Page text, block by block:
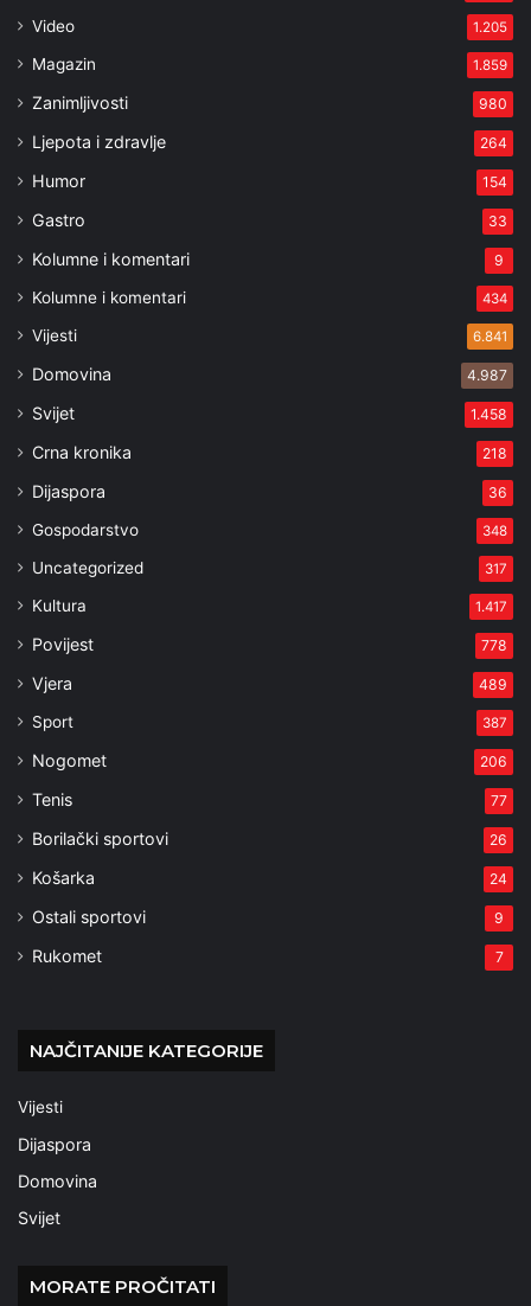
Video 1.205
Magazin 1.859
Zanimljivosti 980
Ljepota i zdravlje 264
Humor 154
Gastro 33
Kolumne i komentari 9
Kolumne i komentari 434
Vijesti 6.841
Domovina 4.987
Svijet 1.458
Crna kronika 218
Dijaspora 36
Gospodarstvo 348
Uncategorized 317
Kultura 1.417
Povijest 778
Vjera 489
Sport 387
Nogomet 206
Tenis 77
Borilački sportovi 26
Košarka 24
Ostali sportovi 9
Rukomet 7
NAJČITANIJE KATEGORIJE
Vijesti
Dijaspora
Domovina
Svijet
MORATE PROČITATI